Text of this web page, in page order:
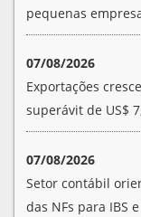
pequenas
07/08/2026
Exportações
superávit de US$
07/08/2026
Setor contábil
das NFs para IBS e